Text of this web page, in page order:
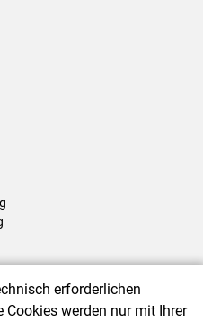
|Barrierefreiheit|
erforderlichen
Cookies werden nur mit Ihrer